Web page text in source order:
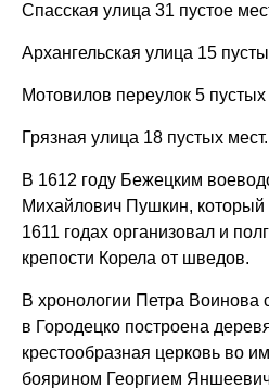
Спасская улица 31 пустое
Архангельская улица 15
Мотовилов переулок 5 пустых
Грязная улица 18 пустых мест.
В 1612 году Бежецким
Михайлович Пушкин,
1611 годах организовал и
крепости Корела от шведов.
В хронологии Петра Воинова
в Городецко построена
крестообразная церковь во
боярином Георгием